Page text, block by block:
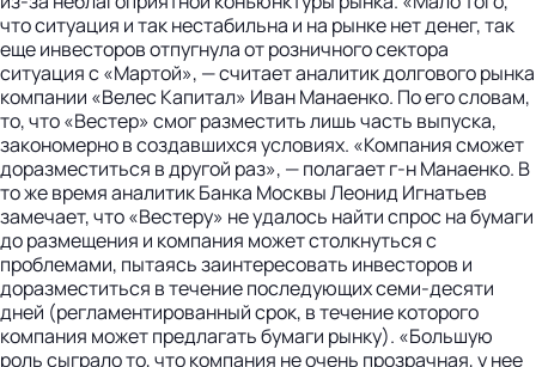
что ситуация и так нестабильна и на рынке нет денег, так
еще инвесторов отпугнула от розничного сектора
ситуация с «Мартой», — считает аналитик долгового рынка
компании «Велес Капитал» Иван Манаенко. По его словам,
то, что «Вестер» смог разместить лишь часть выпуска,
закономерно в создавшихся условиях. «Компания сможет
доразместиться в другой раз», — полагает г-н Манаенко. В
то же время аналитик Банка Москвы Леонид Игнатьев
замечает, что «Вестеру» не удалось найти спрос на бумаги
до размещения и компания может столкнуться с
проблемами, пытаясь заинтересовать инвесторов и
доразместиться в течение последующих семи-десяти
дней (регламентированный срок, в течение которого
компания может предлагать бумаги рынку). «Большую
роль сыграло то, что компания не очень прозрачная, у нее